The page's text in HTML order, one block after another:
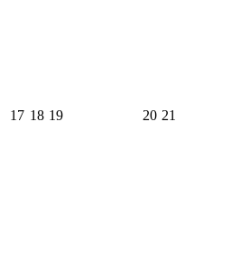
17 18 19 20 21